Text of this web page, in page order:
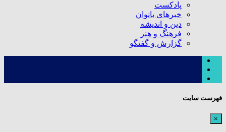
پادکست
خبرهای بانوان
دین و اندیشه
فرهنگ و هنر
گزارش و گفتگو
فهرست سایت
×